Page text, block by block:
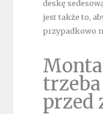
deskę
jest także to,
przypadkowo
przed